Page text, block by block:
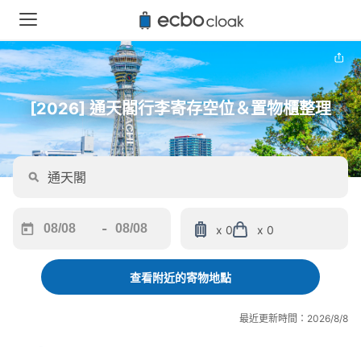
[2026] 通天閣行李寄存空位＆置物櫃整理
forward
interact
-
backward
interact
x 0 x 0
查看附近的寄物地點
最近更新時間：2026/8/8